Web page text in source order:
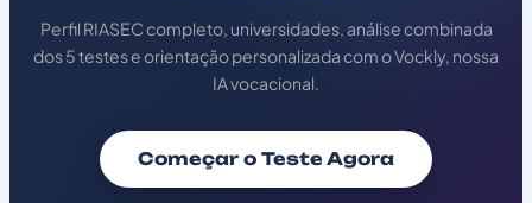
Perfil RIASEC completo, universidades, análise combinada
dos 5 testes e orientação personalizada com o Vockly, nossa
IA vocacional.
Começar o Teste Agora